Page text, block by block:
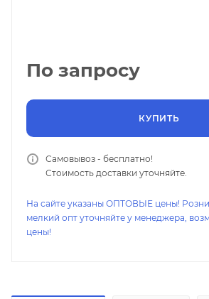
По запросу
КУПИТЬ
Самовывоз - бесплатно!
Стоимость доставки уточняйте.
На сайте указаны ОПТОВЫЕ цены!
мелкий опт уточняйте у менеджера,
цены!